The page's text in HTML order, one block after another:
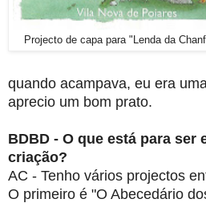
Projecto de capa para "Lenda da
quando acampava, eu era
aprecio um bom prato.
BDBD - O que está para ser
criação?
AC - Tenho vários projectos
O primeiro é "O Abecedário